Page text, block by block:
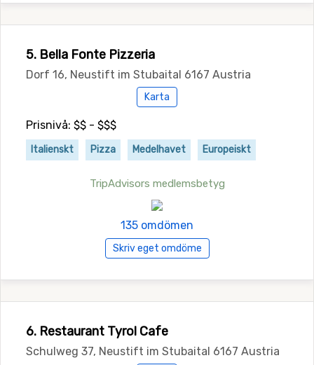
5. Bella Fonte Pizzeria
Dorf 16, Neustift im Stubaital 6167 Austria
Karta
Prisnivå: $$ - $$$
Italienskt Pizza Medelhavet Europeiskt
TripAdvisors medlemsbetyg
135 omdömen
Skriv eget omdöme
6. Restaurant Tyrol Cafe
Schulweg 37, Neustift im Stubaital 6167 Austria